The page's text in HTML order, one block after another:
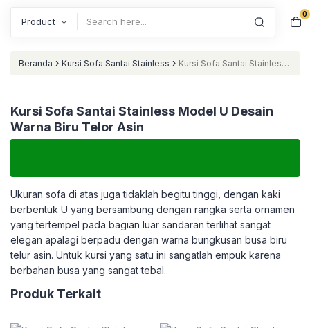
0
Beranda › Kursi Sofa Santai Stainless › Kursi Sofa Santai Stainless
Kursi Sofa Santai Stainless Model U Desain
Warna Biru Telor Asin
Ukuran sofa di atas juga tidaklah begitu tinggi, dengan kaki
berbentuk U yang bersambung dengan rangka serta ornamen
yang tertempel pada bagian luar sandaran terlihat sangat
elegan apalagi berpadu dengan warna bungkusan busa biru
telur asin. Untuk kursi yang satu ini sangatlah empuk karena
berbahan busa yang sangat tebal.
Produk Terkait